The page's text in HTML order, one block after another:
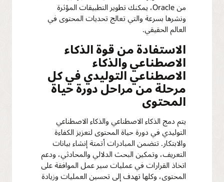
من Oracle، يمكنك تطوير التطبيقات المؤثرة
ونشرها بسرعة والتي تعالج تحديات المحتوى في
العالم الحقيقي.
الاستفادة من قوة الذكاء
الاصطناعي والذكاء
الاصطناعي التوليدي في كل
مرحلة من مراحل دورة حياة
المحتوى
يتم دمج الذكاء الاصطناعي والذكاء الاصطناعي
التوليدي في دورة حياة المحتوى لتعزيز الكفاءة
والابتكار. تتضمن المبادرات أتمتة إنشاء بيانات
التعريف، وتمكين البحث الدلالي والمحادثي، ودعم
اتخاذ القرارات في عمليات سير عمل الموافقة على
المحتوى، وكلها تهدف إلى تحسين العمليات وزيادة